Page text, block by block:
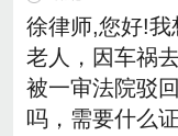
徐律师,您好!
老人，因车祸
被一审法院驳
吗，需要什么